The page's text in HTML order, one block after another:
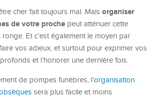
cher fait toujours mal. Mais organiser
de votre proche peut atténuer cette
Et c’est également le moyen par
vos adieux, et surtout pour exprimer vos
et l’honorer une dernière fois.
de pompes funèbres, l’organisation
sera plus facile et moins